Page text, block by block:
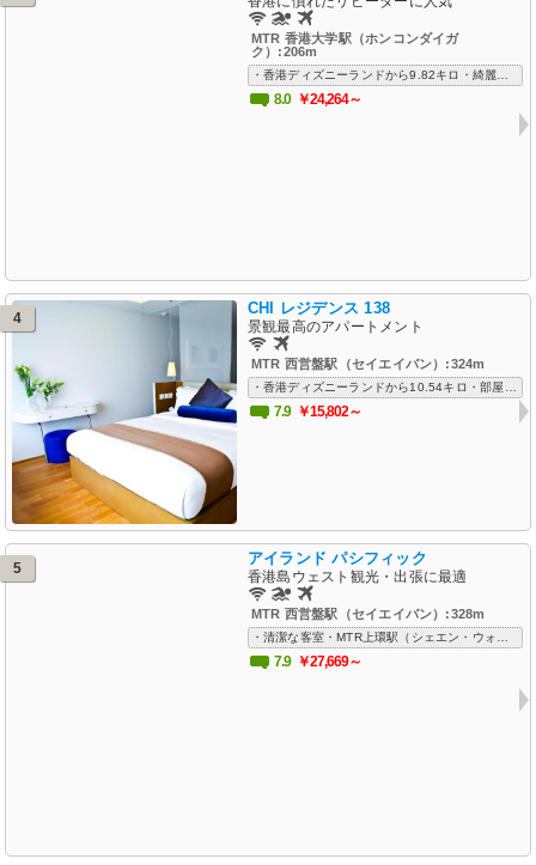
MTR 香港大学駅（ホンコンダイガ
ク）:206m
8.0 ￥24,264～
4
CHI レジデンス 138
景観最高のアパートメント
MTR 西営盤駅（セイエイバン）:324m
7.9 ￥15,802～
5
アイランド パシフィック
香港島ウェスト観光・出張に最適
MTR 西営盤駅（セイエイバン）:328m
7.9 ￥27,669～